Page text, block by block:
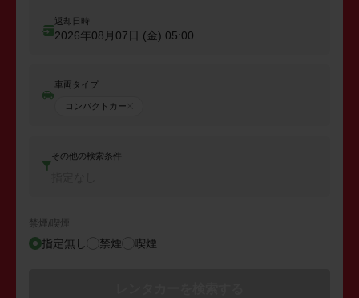
返却日時
2026年08月07日 (金) 05:00
車両タイプ
コンパクトカー
その他の検索条件
禁煙/喫煙
指定無し 禁煙 喫煙